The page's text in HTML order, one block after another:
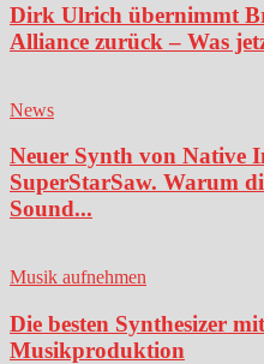
Dirk Ulrich übernimmt
Alliance zurück – Was
News
Neuer Synth von Native
SuperStarSaw. Warum
Sound...
Musik aufnehmen
Die besten Synthesizer
Musikproduktion